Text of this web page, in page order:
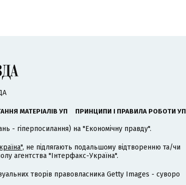
МАТЕРІАЛІВ УП ПРИНЦИПИ І ПРАВИЛА РОБОТИ УП
- гіперпосилання) на "Економічну правду".
, не підлягають подальшому відтворенню та/чи
агентства "Інтерфакс-Україна".
творів правовласника Getty Images - суворо